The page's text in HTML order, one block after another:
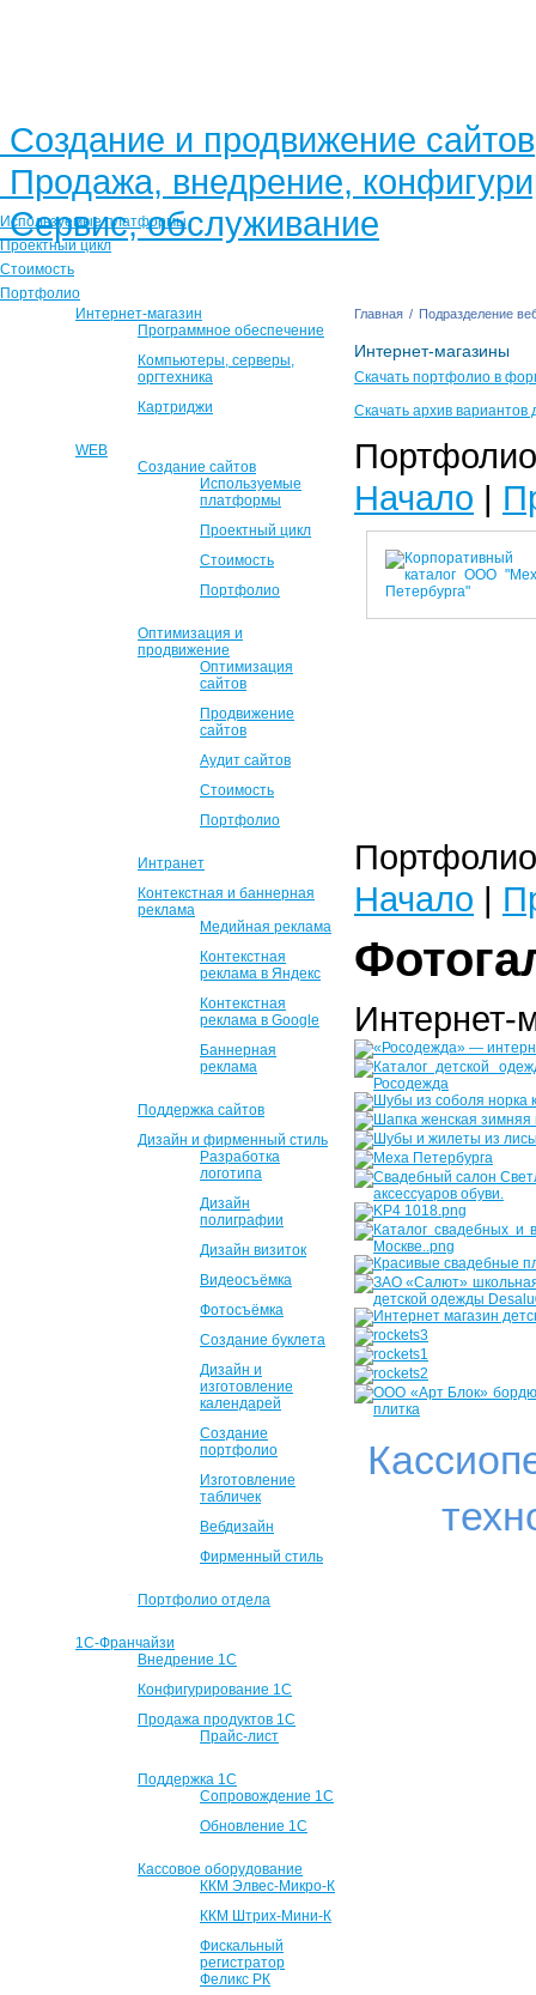
Создание и продвижение сайтов
Продажа, внедрение,
Сервис, обслуживание
Используемые платформы
Проектный цикл
Стоимость
Портфолио
Интернет-магазин
Программное обеспечение
Компьютеры, серверы,
оргтехника
Картриджи
WEB
Создание сайтов
Используемые
платформы
Проектный цикл
Стоимость
Портфолио
Оптимизация и
продвижение
Оптимизация
сайтов
Продвижение
сайтов
Аудит сайтов
Стоимость
Портфолио
Интранет
Контекстная и баннерная
реклама
Медийная реклама
Контекстная
реклама в Яндекс
Контекстная
реклама в Google
Баннерная
реклама
Поддержка сайтов
Дизайн и фирменный стиль
Разработка
логотипа
Дизайн
полиграфии
Дизайн визиток
Видеосъёмка
Фотосъёмка
Создание буклета
Дизайн и
изготовление
календарей
Создание
портфолио
Изготовление
табличек
Вебдизайн
Фирменный стиль
Портфолио отдела
1С-Франчайзи
Внедрение 1С
Конфигурирование 1С
Продажа продуктов 1С
Прайс-лист
Поддержка 1С
Сопровождение 1С
Обновление 1С
Кассовое оборудование
ККМ Элвес-Микро-К
ККМ Штрих-Мини-К
Фискальный
регистратор
Феликс РК
Главная / Подразделение
Интернет-магазины
Скачать портфолио в
Скачать архив вариантов
Начало |
Начало |
Интернет-